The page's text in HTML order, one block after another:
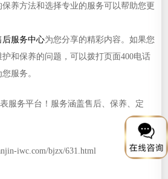
养方法和选择专业的服务可以帮助您更
后服务中心为您分享的精彩内容。如果您
和保养的问题，可以拨打页面400电话
服务。
iwc.com/bjzx/631.html